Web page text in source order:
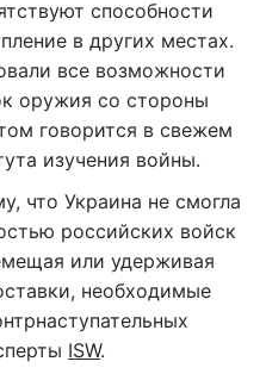
способности
в других местах.
все возможности
оружия со стороны
говорится в свежем
изучения войны.
что Украина не смогла
российских войск
или удерживая
необходимые
ISW.